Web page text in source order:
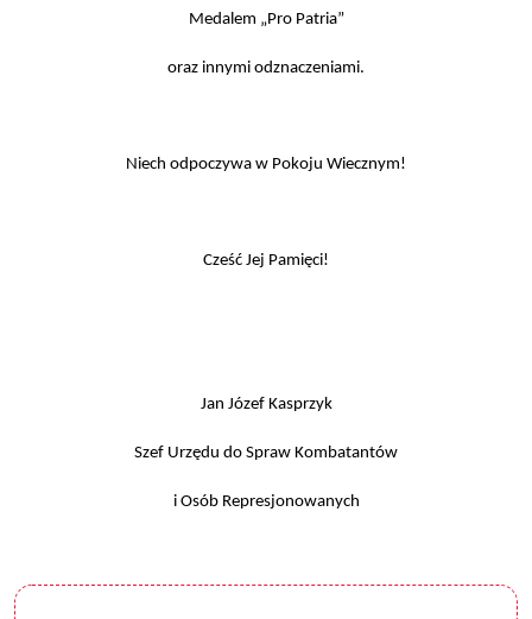
Medalem „Pro Patria”
oraz innymi odznaczeniami.
Niech odpoczywa w Pokoju Wiecznym!
Cześć Jej Pamięci!
Jan Józef Kasprzyk
Szef Urzędu do Spraw Kombatantów
i Osób Represjonowanych